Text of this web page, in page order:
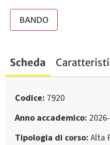
BANDO
Scheda
Codice 7920
Anno accademico
Tipologia di corso Alta